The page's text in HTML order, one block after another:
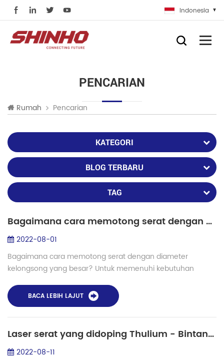
Indonesia
PENCARIAN
Rumah Pencarian
KATEGORI
BLOG TERBARU
TAG
Bagaimana cara memotong serat dengan diameter kelongsong yang besar?
2022-08-01
Bagaimana cara memotong serat dengan diameter
kelongsong yang besar? Untuk memenuhi kebutuhan
dan kebutuhan untuk memotong serat optik berdi...
BACA LEBIH LAJUT
Laser serat yang didoping Thulium - Bintang yang sedang naik daun di bidang medis
2022-08-11